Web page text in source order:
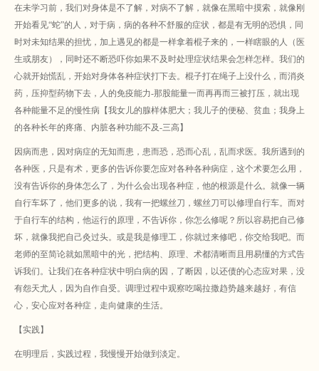
在未学习前，我们对身体是不了解，对病不了解，就像在黑暗中摸索，就像刚
开始看见“蛇”的人，对于病，病的各种不舒服的症状，都是有无明的恐惧，同
时对未知结果的担忧，加上遇见的都是一样拿着棍子来的，一样瞎眼的人（医
生或朋友），同时还不断恐吓你如果不及时处理症状结果会怎样怎样。我们的
心就开始慌乱，开始对身体各种症状打下去。棍子打在绳子上没什么，而消炎
药，压抑型药物下去，人的免疫能力-那股能量一而再再而三被打压，就出现
各种能量不足的慢性病【我女儿的腺样体肥大；我儿子的便秘、贫血；我身上
的各种长年的疼痛、内脏各种功能不及-三高】
因病而患，因对病症的无知而患，患而恐，恐而心乱，乱而求医。我所遇到的
各种医，只是有术，更多的告诉你要怎应对各种各种病症，这个术要怎么用，
没有告诉你的身体怎么了，为什么会出现各种症，他的根源是什么。就像一辆
自行车坏了，他们更多的说，我有一把螺丝刀，螺丝刀可以修理自行车。而对
于自行车的结构，他运行的原理，不告诉你，你怎么修呢？所以容易把自己修
坏，就像我把自己灸过头。或是我是修理工，你就过来修吧，你交给我吧。而
老师的至简论就如黑暗中的光，把结构、原理、术都清晰而且用易懂的方式告
诉我们。让我们在各种症状中明白病的因，了断因，以还债的心态应对果，没
有怨天尤人，因为自作自受。调理过程中观察吃喝拉撒趋势越来越好，有信
心，安心应对各种症，走向健康的生活。
【实践】
在明理后，实践过程，我慢慢开始做到淡定。